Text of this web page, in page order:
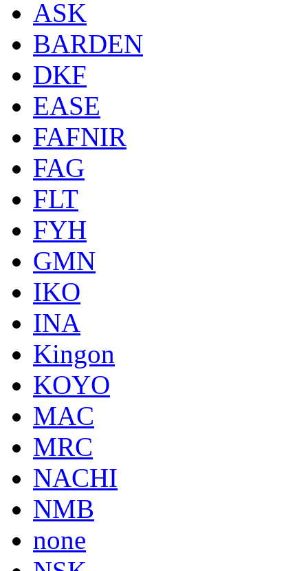
ASK
BARDEN
DKF
EASE
FAFNIR
FAG
FLT
FYH
GMN
IKO
INA
Kingon
KOYO
MAC
MRC
NACHI
NMB
none